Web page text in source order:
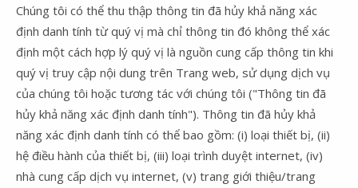
Chúng tôi có thể thu thập thông tin đã hủy khả năng xác
định danh tính từ quý vị mà chỉ thông tin đó không thể xác
định một cách hợp lý quý vị là nguồn cung cấp thông tin khi
quý vị truy cập nội dung trên Trang web, sử dụng dịch vụ
của chúng tôi hoặc tương tác với chúng tôi ("Thông tin đã
hủy khả năng xác định danh tính"). Thông tin đã hủy khả
năng xác định danh tính có thể bao gồm: (i) loại thiết bị, (ii)
hệ điều hành của thiết bị, (iii) loại trình duyệt internet, (iv)
nhà cung cấp dịch vụ internet, (v) trang giới thiệu/trang